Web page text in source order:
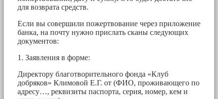
для возврата средств.
Если вы совершили пожертвование через приложение
банка, на почту нужно прислать сканы следующих
документов:
1. Заявления в форме:
Директору благотворительного фонда «Клуб
добряков» Климовой Е.Г. от (ФИО, проживающего по
адресу…, реквизиты паспорта, серия, номер, кем и